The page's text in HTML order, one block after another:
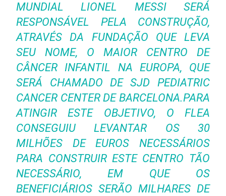
MUNDIAL LIONEL MESSI SERÁ
RESPONSÁVEL PELA CONSTRUÇÃO,
ATRAVÉS DA FUNDAÇÃO QUE LEVA
SEU NOME, O MAIOR CENTRO DE
CÂNCER INFANTIL NA EUROPA, QUE
SERÁ CHAMADO DE SJD PEDIATRIC
CANCER CENTER DE BARCELONA.PARA
ATINGIR ESTE OBJETIVO, O FLEA
CONSEGUIU LEVANTAR OS 30
MILHÕES DE EUROS NECESSÁRIOS
PARA CONSTRUIR ESTE CENTRO TÃO
NECESSÁRIO, EM QUE OS
BENEFICIÁRIOS SERÃO MILHARES DE